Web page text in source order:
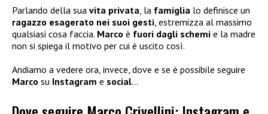
Parlando della sua vita privata , la famiglia lo definisce un
ragazzo esagerato nei suoi gesti , estremizza al massimo
qualsiasi cosa faccia. Marco è fuori dagli schemi e la madre
non si spiega il motivo per cui è uscito così.
Andiamo a vedere ora, invece, dove e se è possibile seguire
Marco su Instagram e social…